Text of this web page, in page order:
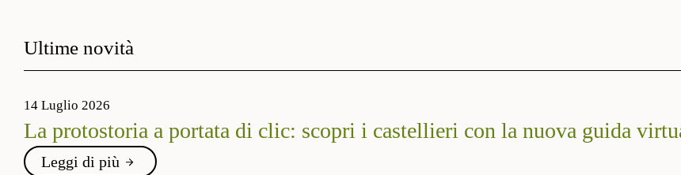
Ultime novità
14 Luglio 2026
La protostoria a portata di clic: scopri i castellieri con la nuova guida
Leggi di più